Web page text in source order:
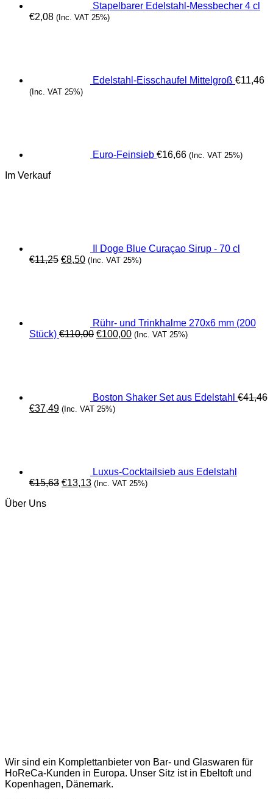
Stapelbarer Edelstahl-Messbecher 4 cl
€2,08 (Inc. VAT 25%)
Edelstahl-Eisschaufel Mittelgroß €11,46
(Inc. VAT 25%)
Euro-Feinsieb €16,66 (Inc. VAT 25%)
Im Verkauf
Il Doge Blue Curaçao Sirup - 70 cl
€11,25 Ursprünglicher
€8,50Aktueller
(Inc. VAT 25%)
Rühr- und Trinkhalme 270x6 mm (200
Stück) €110,00 Ursprünglicher
€100,00Aktueller
(Inc. VAT 25%)
Boston Shaker Set aus Edelstahl €41,46
Ursprünglicher
€37,49Aktueller
(Inc. VAT 25%)
Luxus-Cocktailsieb aus Edelstahl
€15,63 Ursprünglicher
€13,13Aktueller
(Inc. VAT 25%)
Über Uns
Wir sind ein Komplettanbieter von Bar- und Glaswaren für
HoReCa-Kunden in Europa. Unser Sitz ist in Ebeltoft und
Kopenhagen, Dänemark.